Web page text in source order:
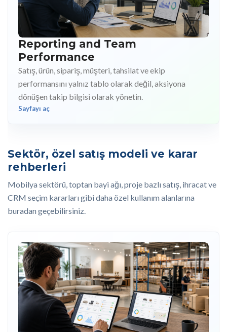
Reporting and Team
Performance
Satış, ürün, sipariş, müşteri, tahsilat ve ekip
performansını yalnız tablo olarak değil, aksiyona
dönüşen takip bilgisi olarak yönetin.
Sayfayı aç
Sektör, özel satış modeli ve karar
rehberleri
Mobilya sektörü, toptan bayi ağı, proje bazlı satış, ihracat ve
CRM seçim kararları gibi daha özel kullanım alanlarına
buradan geçebilirsiniz.